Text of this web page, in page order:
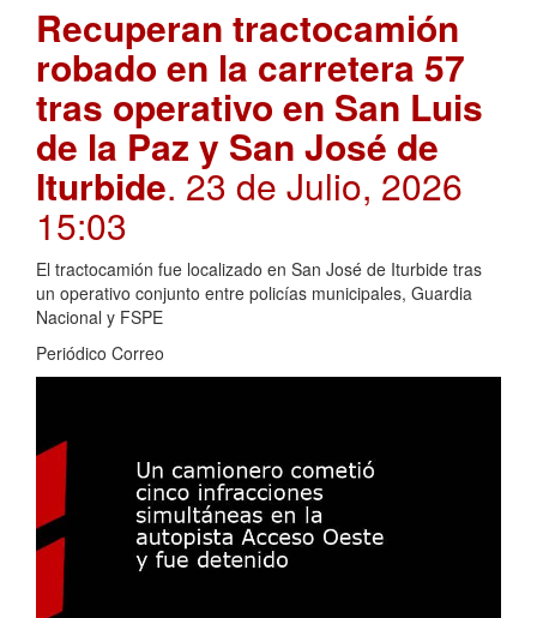
Recuperan tractocamión
robado en la carretera 57
tras operativo en San Luis
de la Paz y San José de
Iturbide. 23 de Julio, 2026
15:03
El tractocamión fue localizado en San José de Iturbide tras
un operativo conjunto entre policías municipales, Guardia
Nacional y FSPE
Periódico Correo